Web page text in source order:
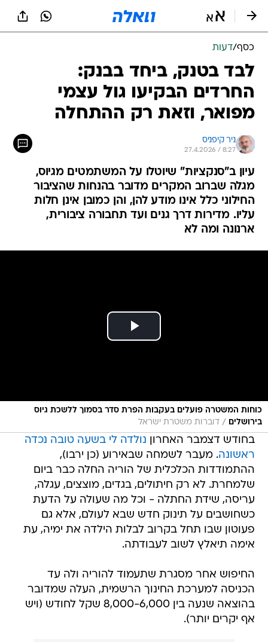
כסף/דעות
לבד בטנק, ביחד בבנק:
החרדים הבקיעו גול עצמי
מפואר, וזאת רק ההתחלה
ניר קיפניס
27.4.2026 / 8:27
עיון ב"סנקציות" שיוטלו על המשתמטים מגיוס,
מגלה שברוב המקרים מדובר בהנחות שהציבור
החילוני כלל אינו מודע להן, והן כמובן אינן חלות
עליו. מדירות דרך גנים ועד תחבורה ציבורית,
ארנונה ומה לא
כוחות המשטרה פועלים בעקבות הפרת סדר בסמוך ללשכת גיוס
בירושלים
/ דוברות משטרת ישראל
בחודש דצמבר האחרון נולדה לי בשעה טובה נכדה
ראשונה. מעבר לשמחה שבאירוע (כן ירבו),
ההתמודדות הכלכלית של הוריה החלה כבר ביום
שלמחרת. לא רק חיתולים, בגדים, מוצצים, עגלה,
עריסה, שידת החתלה - וכל מה שעולה על הדעת
כשחושבים על תינוק חדש שבא לעולם, אלא גם
פעוטון שבו תחל בקרוב לבלות הילדה את ימיה, עת
אימה תיאלץ לשוב לעבודתה.
החיפוש אחר מסגרת שתעמוד להוריה ולה עד
הכניסה למערכת החינוך הרשמית, העלה שמדובר
בהוצאה שנעה בין 8,000-6,000 שקל לחודש (ויש
אף יקרים יותר).